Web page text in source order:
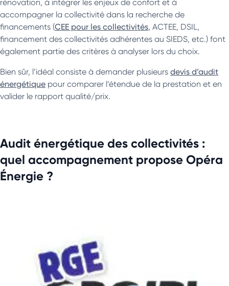
rénovation, à intégrer les enjeux de confort et à
accompagner la collectivité dans la recherche de
financements (CEE pour les collectivités, ACTEE, DSIL,
financement des collectivités adhérentes au SIEDS, etc.) font
également partie des critères à analyser lors du choix.
Bien sûr, l’idéal consiste à demander plusieurs devis d’audit
énergétique pour comparer l’étendue de la prestation et en
valider le rapport qualité/prix.
Audit énergétique des collectivités :
quel accompagnement propose Opéra
Énergie ?